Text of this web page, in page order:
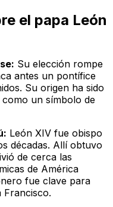
el papa León
Su elección rompe
antes un pontífice
Su origen ha sido
un símbolo de
León XIV fue obispo
décadas. Allí obtuvo
de cerca las
de América
fue clave para
Francisco.